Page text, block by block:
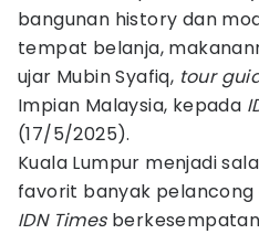
bangunan history dan
tempat belanja,
ujar Mubin Syafiq, tour
Impian Malaysia, kepada
(17/5/2025).
Kuala Lumpur menjadi
favorit banyak
IDN Times